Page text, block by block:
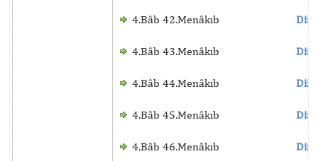
4.Bâb 42.Menâkıb
4.Bâb 43.Menâkıb
4.Bâb 44.Menâkıb
4.Bâb 45.Menâkıb
4.Bâb 46.Menâkıb